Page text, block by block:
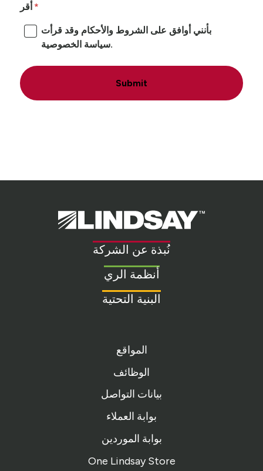
أقر
بأنني أوافق على الشروط والأحكام وقد قرأت
سياسة الخصوصية.
Submit
Lindsay.
Link
homepage
نُبذة عن الشركة
أنظمة الري
البنية التحتية
المواقع
الوظائف
بيانات التواصل
بوابة العملاء
بوابة الموردين
One Lindsay Store